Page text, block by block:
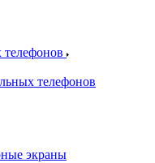
телефонов
телефонов
экраны